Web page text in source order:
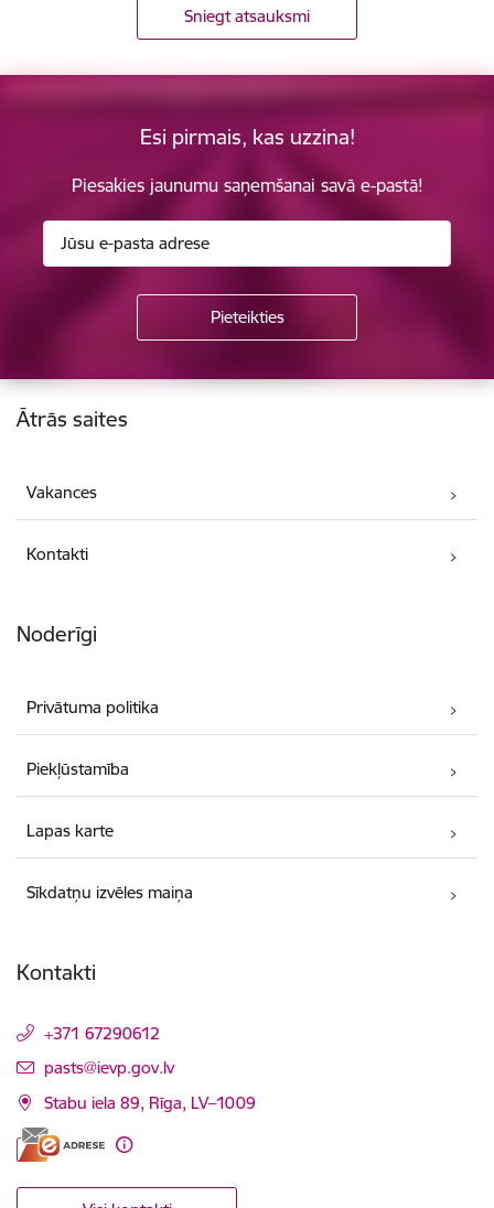
Sniegt atsauksmi
Esi pirmais, kas uzzina!
Piesakies jaunumu saņemšanai savā e-pastā!
Kājene
Ātrās saites
Vakances
Kontakti
Noderīgi
Privātuma politika
Piekļūstamība
Lapas karte
Sīkdatņu izvēles maiņa
Kontakti
+371 67290612
E-pasts:
pasts@ievp.gov.lv
Stabu iela 89, Rīga, LV–1009